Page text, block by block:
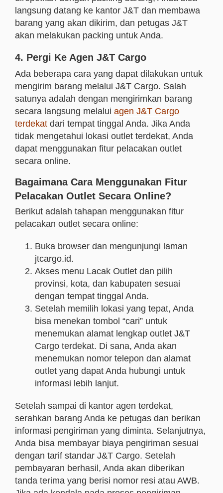
langsung datang ke kantor J&T dan membawa
barang yang akan dikirim, dan petugas J&T
akan melakukan packing untuk Anda.
4. Pergi Ke Agen J&T Cargo
Ada beberapa cara yang dapat dilakukan untuk
mengirim barang melalui J&T Cargo. Salah
satunya adalah dengan mengirimkan barang
secara langsung melalui agen J&T Cargo
terdekat dari tempat tinggal Anda. Jika Anda
tidak mengetahui lokasi outlet terdekat, Anda
dapat menggunakan fitur pelacakan outlet
secara online.
Bagaimana Cara Menggunakan Fitur
Pelacakan Outlet Secara Online?
Berikut adalah tahapan menggunakan fitur
pelacakan outlet secara online:
Buka browser dan mengunjungi laman
jtcargo.id.
Akses menu Lacak Outlet dan pilih
provinsi, kota, dan kabupaten sesuai
dengan tempat tinggal Anda.
Setelah memilih lokasi yang tepat, Anda
bisa menekan tombol “cari” untuk
menemukan alamat lengkap outlet J&T
Cargo terdekat. Di sana, Anda akan
menemukan nomor telepon dan alamat
outlet yang dapat Anda hubungi untuk
informasi lebih lanjut.
Setelah sampai di kantor agen terdekat,
serahkan barang Anda ke petugas dan berikan
informasi pengiriman yang diminta. Selanjutnya,
Anda bisa membayar biaya pengiriman sesuai
dengan tarif standar J&T Cargo. Setelah
pembayaran berhasil, Anda akan diberikan
tanda terima yang berisi nomor resi atau AWB.